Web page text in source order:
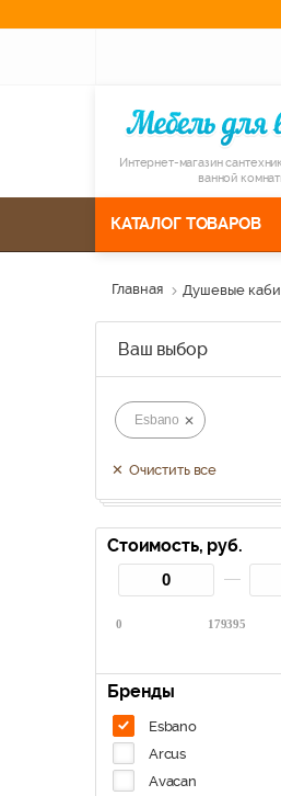
Интернет-магазин
ванной
КАТАЛОГ ТОВАРОВ
Главная Душевые
Ваш выбор
Esbano
Очистить все
Стоимость, руб.
0 179395
Бренды
Esbano
Arcus
Avacan